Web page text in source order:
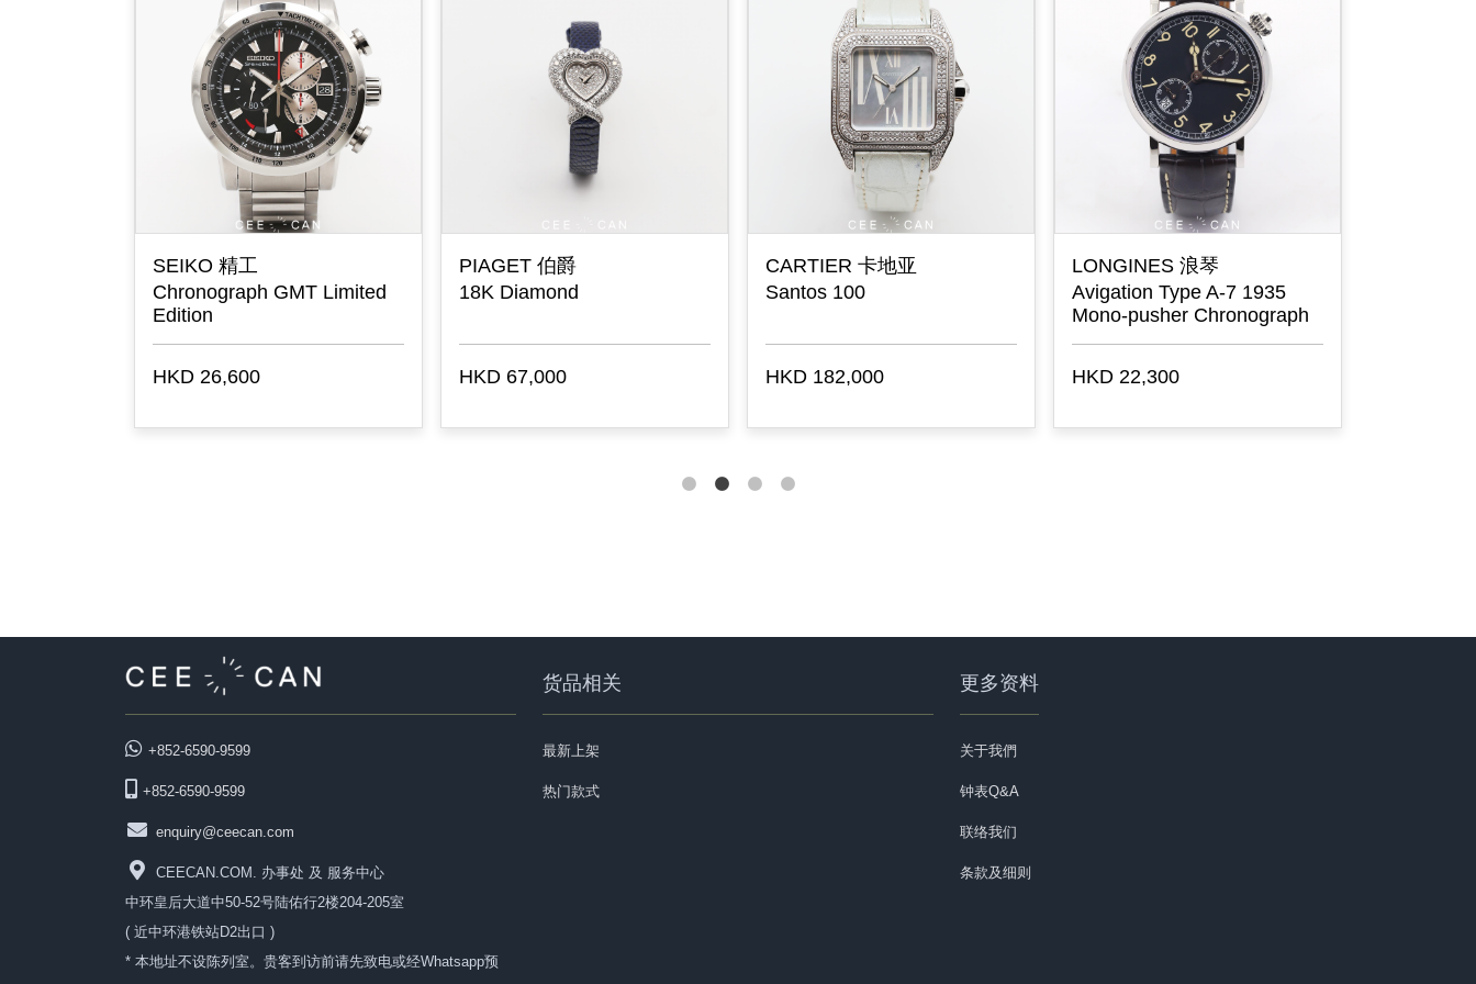
SEIKO 精工
Chronograph GMT Limited
Edition
HKD 26,600
PIAGET 伯爵
18K Diamond
HKD 67,000
CARTIER 卡地亚
Santos 100
HKD 182,000
LONGINES 浪琴
Avigation Type A-7 1935
Mono-pusher Chronograph
HKD 22,300
+852-6590-9599
+852-6590-9599
enquiry@ceecan.com
CEECAN.COM. 办事处 及 服务中心
中环皇后大道中50-52号陆佑行2楼204-205室
( 近中环港铁站D2出口 )
* 本地址不设陈列室。贵客到访前请先致电或经Whatsapp预
货品相关
最新上架
热门款式
更多资料
关于我們
钟表Q&A
联络我们
条款及细则